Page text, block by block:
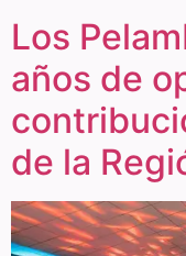
Los
años de
de la